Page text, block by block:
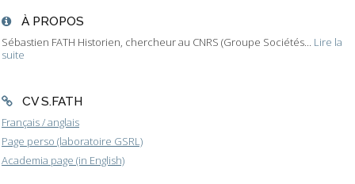
À PROPOS
Sébastien FATH Historien, chercheur au CNRS (Groupe Sociétés... Lire la
suite
CV S.FATH
Français / anglais
Page perso (laboratoire GSRL)
Academia page (in English)